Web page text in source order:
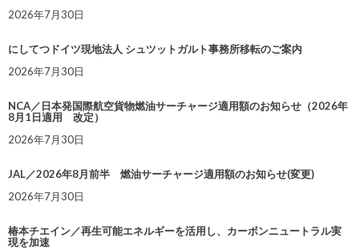
2026年7月30日
にしてつドイツ現地法人 シュツットガルト事務所移転のご案内
2026年7月30日
NCA／日本発国際航空貨物燃油サーチャージ適用額のお知らせ（2026年
8月1日適用 改定）
2026年7月30日
JAL／2026年8月前半 燃油サーチャージ適用額のお知らせ(変更)
2026年7月30日
椿本チエイン／再生可能エネルギーを活用し、カーボンニュートラル実
現を加速